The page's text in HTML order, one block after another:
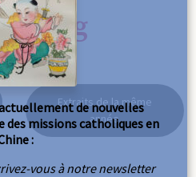
Kong
Extraits de la même
année
actuellement de nouvelles
des missions catholiques en
:
vous à notre newsletter